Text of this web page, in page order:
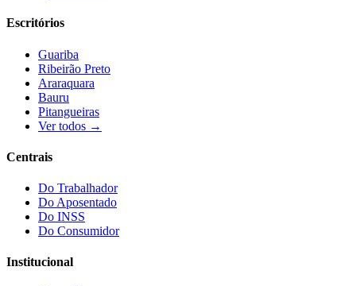
Escritórios
Guariba
Ribeirão Preto
Araraquara
Bauru
Pitangueiras
Ver todos →
Centrais
Do Trabalhador
Do Aposentado
Do INSS
Do Consumidor
Institucional